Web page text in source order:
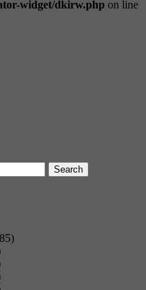
widget/dkirw.php on line